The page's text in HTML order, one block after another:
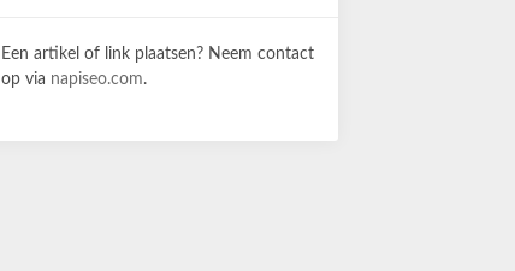
Een artikel of link plaatsen? Neem contact
op via napiseo.com.